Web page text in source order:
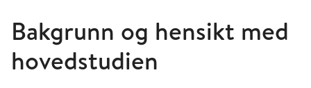
Bakgrunn og hensikt med
hovedstudien